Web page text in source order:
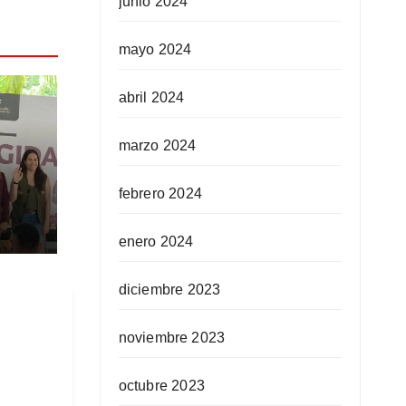
mayo 2024
abril 2024
marzo 2024
febrero 2024
enero 2024
diciembre 2023
noviembre 2023
octubre 2023